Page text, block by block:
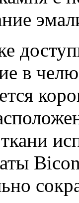
в